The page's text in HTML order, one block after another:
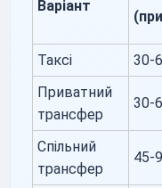
Варіант
Таксі
30-
Приватний
трансфер
30-
Спільний
трансфер
45-